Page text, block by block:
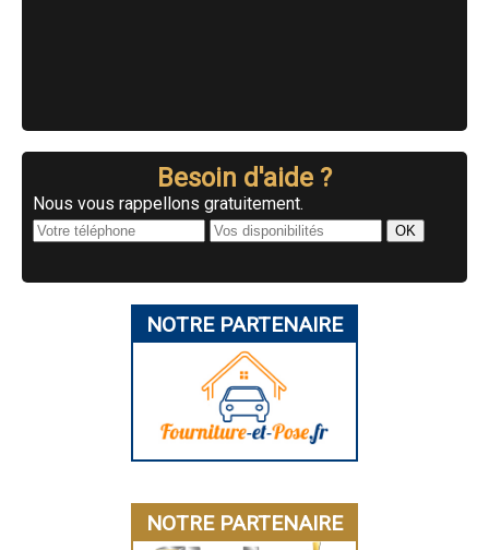
Besoin d'aide ?
Nous vous rappellons gratuitement.
NOTRE PARTENAIRE
NOTRE PARTENAIRE